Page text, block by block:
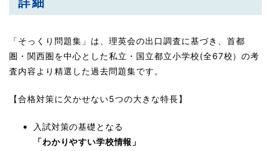
「そっくり問題集」は、理英会の出口調査に基づき、首都
圏・関西圏を中心とした私立・国立都立小学校(全67校）の考
査内容より精選した過去問題集です。
【合格対策に欠かせない5つの大きな特長】
入試対策の基礎となる
「わかりやすい学校情報」